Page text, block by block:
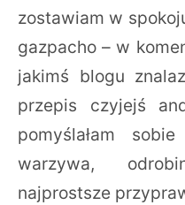
zostawiam w
gazpacho – w
jakimś blogu
przepis czyjejś
pomyślałam
warzywa,
najprostsze